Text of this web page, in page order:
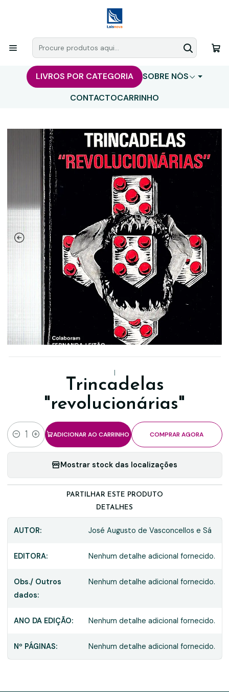
LIVROS POR CATEGORIA
SOBRE NÓS
CONTACTOCARRINHO
|
Trincadelas
"revolucionárias"
Quantidade
ADICIONAR AO CARRINHO COMPRAR AGORA
Mostrar stock das localizações
PARTILHAR ESTE PRODUTO
DETALHES
AUTOR: José Augusto de Vasconcellos e Sá
EDITORA: Nenhum detalhe adicional fornecido.
Obs./ Outros
dados:
Nenhum detalhe adicional fornecido.
ANO DA EDIÇÃO: Nenhum detalhe adicional fornecido.
Nº PÁGINAS: Nenhum detalhe adicional fornecido.